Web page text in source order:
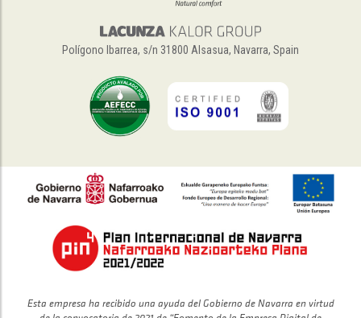
Polígono Ibarrea, s/n 31800 Alsasua, Navarra, Spain
Esta empresa ha recibido una ayuda del Gobierno de Navarra en virtud